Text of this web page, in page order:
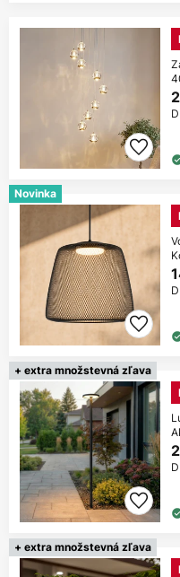
Novinka
+ extra množstevná zľava
+ extra množstevná zľava